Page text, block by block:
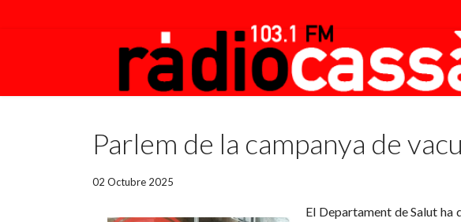
Parlem de la campanya de
02 Octubre 2025
El Departament de Salut ha